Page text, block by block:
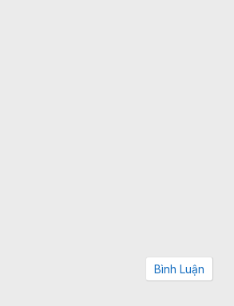
Bình Luận